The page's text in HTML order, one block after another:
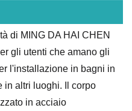
di MING DA HAI CHEN
gli utenti che amano gli
l'installazione in bagni in
in altri luoghi. Il corpo
in acciaio